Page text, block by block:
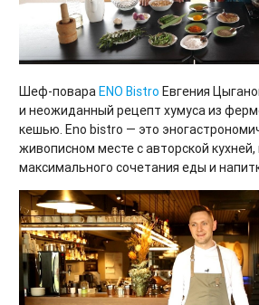
Шеф-повараENO Bistro Евгения
и неожиданный рецепт хумуса из
кешью. Eno bistro — это
живописном месте с авторской
максимального сочетания еды и